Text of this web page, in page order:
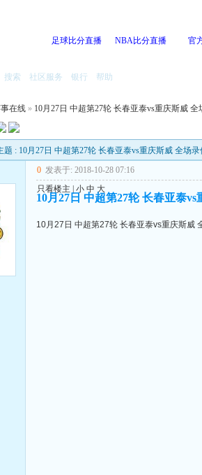
足球比分直播 NBA比分直播 官
搜索 社区服务 银行 帮助
在线 » 10月27日 中超第27轮 长春亚泰vs重庆斯威 全
题 : 10月27日 中超第27轮 长春亚泰vs重庆斯威 全场录
0 发表于: 2018-10-28 07:16
只看楼主
小 中 大
10月27日 中超第27轮 长春亚泰
10月27日 中超第27轮 长春亚泰vs重庆斯威